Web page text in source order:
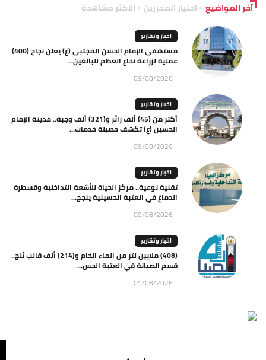
آخر المواضيع اختيار المحررين الاكثر مشاهدة
اخبار وتقارير
مستشفى الإمام الحسن المجتبى (ع) يعلن نجاح (400)
عملية لزراعة نخاع العظم للبالغين...
09/08/2026
اخبار وتقارير
أكثر من (45) ألف زائر و(321) ألف وجبة.. مدينة الإمام
الحسين (ع) تكشف حصيلة خدمات...
09/08/2026
اخبار وتقارير
تقنية نوعية.. مركز الحياة للأشعة التداخلية وقسطرة
الدماغ في العتبة الحسينية ينجح...
09/08/2026
اخبار وتقارير
(408) ملايين لتر من الماء الخام و(214) ألف قالب ثلج..
قسم الصيانة في العتبة الحس...
09/08/2026